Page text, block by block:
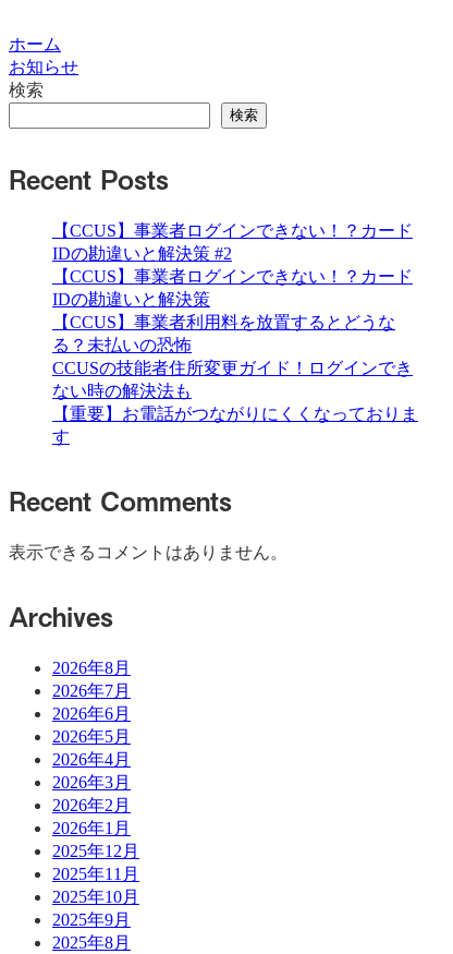
ホーム
お知らせ
検索
検索
Recent Posts
【CCUS】事業者ログインできない！？カード
IDの勘違いと解決策 #2
【CCUS】事業者ログインできない！？カード
IDの勘違いと解決策
【CCUS】事業者利用料を放置するとどうな
る？未払いの恐怖
CCUSの技能者住所変更ガイド！ログインでき
ない時の解決法も
【重要】お電話がつながりにくくなっておりま
す
Recent Comments
表示できるコメントはありません。
Archives
2026年8月
2026年7月
2026年6月
2026年5月
2026年4月
2026年3月
2026年2月
2026年1月
2025年12月
2025年11月
2025年10月
2025年9月
2025年8月